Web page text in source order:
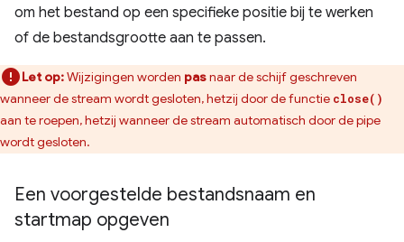
om het bestand op een specifieke positie bij te werken
of de bestandsgrootte aan te passen.
Let op:Wijzigingen worden pasnaar de schijf geschreven
wanneer de stream wordt gesloten, hetzij door de functie close()
aan te roepen, hetzij wanneer de stream automatisch door de pipe
wordt gesloten.
Een voorgestelde bestandsnaam en
startmap opgeven